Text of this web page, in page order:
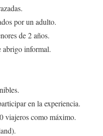
por un adulto.
de 2 años.
abrigo informal.
en la experiencia.
viajeros como máximo.